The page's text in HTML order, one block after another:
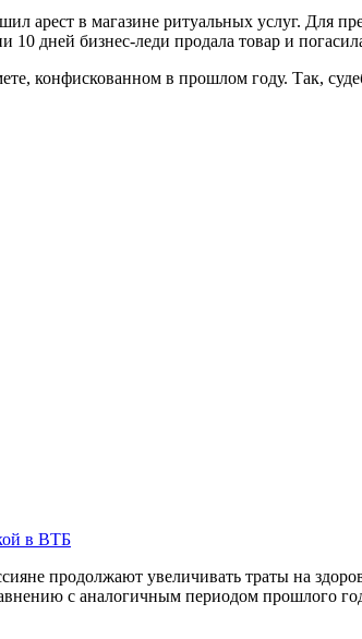
арест в магазине ритуальных услуг. Для
дней бизнес-леди продала товар и
конфискованном в прошлом году. Так,
в ВТБ
продолжают увеличивать траты на
с аналогичным периодом прошлого